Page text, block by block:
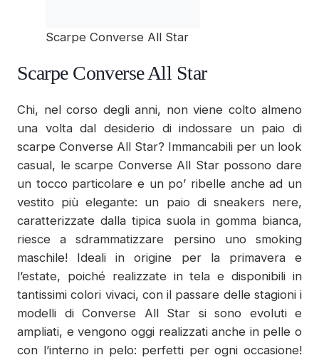
Scarpe Converse All Star
Scarpe Converse All Star
Chi, nel corso degli anni, non viene colto almeno
una volta dal desiderio di indossare un paio di
scarpe Converse All Star? Immancabili per un look
casual, le scarpe Converse All Star possono dare
un tocco particolare e un po’ ribelle anche ad un
vestito più elegante: un paio di sneakers nere,
caratterizzate dalla tipica suola in gomma bianca,
riesce a sdrammatizzare persino uno smoking
maschile! Ideali in origine per la primavera e
l’estate, poiché realizzate in tela e disponibili in
tantissimi colori vivaci, con il passare delle stagioni i
modelli di Converse All Star si sono evoluti e
ampliati, e vengono oggi realizzati anche in pelle o
con l’interno in pelo: perfetti per ogni occasione!